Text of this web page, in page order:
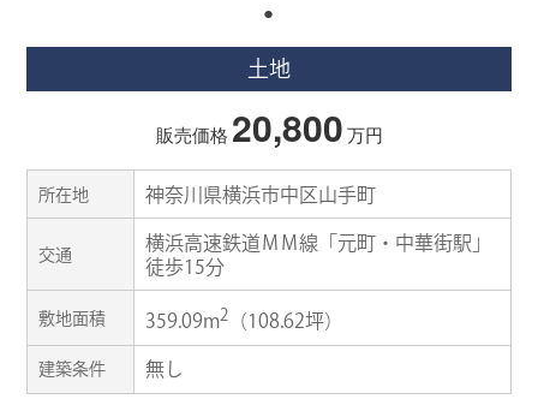
土地
販売価格 20,800万円
所在地 神奈川県横浜市中区山手町
交通
横浜高速鉄道ＭＭ線「元町・中華街駅」
徒歩15分
敷地面積 359.09m2 （108.62坪）
建築条件 無し